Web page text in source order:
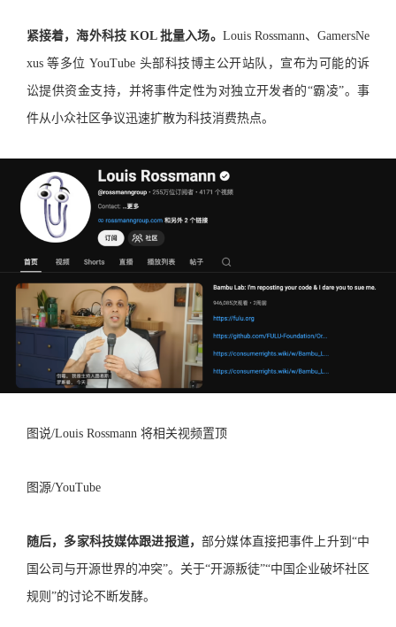
紧接着，海外科技 KOL 批量入场。 Louis Rossmann、GamersNe
xus 等多位 YouTube 头部科技博主公开站队，宣布为可能的诉
讼提供资金支持，并将事件定性为对独立开发者的“霸凌”。事
件从小众社区争议迅速扩散为科技消费热点。
图说/Louis Rossmann 将相关视频置顶
图源/YouTube
随后，多家科技媒体跟进报道，部分媒体直接把事件上升到“中
国公司与开源世界的冲突”。关于“开源叛徒”“中国企业破坏社区
规则”的讨论不断发酵。